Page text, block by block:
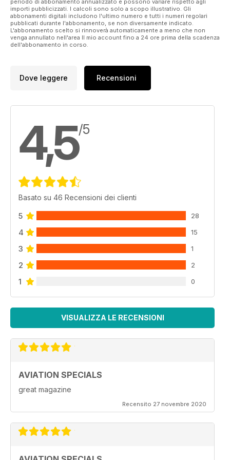
And much, much more!
Please note: This digital version does not include access to
title is © copyright 2011. All rights reserved.
periodo di abbonamento annualizzato e possono variare rispetto agli
importi pubblicizzati. I calcoli sono solo a scopo illustrativo. Gli
abbonamenti digitali includono l'ultimo numero e tutti i numeri regolari
pubblicati durante l'abbonamento, se non diversamente indicato.
L'abbonamento scelto si rinnoverà automaticamente a meno che non
venga annullato nell'area Il mio account fino a 24 ore prima della scadenza
dell'abbonamento in corso.
Dove leggere Recensioni
4,5/5
Basato su 46 Recensioni dei clienti
5 28
4 15
3 1
2 2
1 0
VISUALIZZA LE RECENSIONI
AVIATION SPECIALS
great magazine
Recensito 27 novembre 2020